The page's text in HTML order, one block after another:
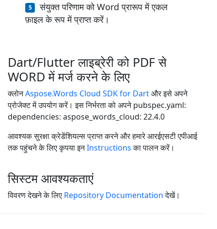
संयुक्त परिणाम को Word प्रारूप में एकल
फ़ाइल के रूप में प्राप्त करें।
Dart/Flutter लाइब्रेरी को PDF से
WORD में मर्ज करने के लिए
क्लोनAspose.Words Cloud SDK for Dartऔर इसे अपने
प्रोजेक्ट में उपयोग करें। इस निर्भरता को अपने pubspec.yaml:
dependencies: aspose_words_cloud: 22.4.0
आवश्यक सुरक्षा क्रेडेंशियल्स प्राप्त करने और हमारे आरईएसटी एपीआई
तक पहुंचने के लिए कृपया इनInstructionsका पालन करें।
सिस्टम आवश्यकताएं
विवरण देखने के लिए Repository Documentationदेखें।